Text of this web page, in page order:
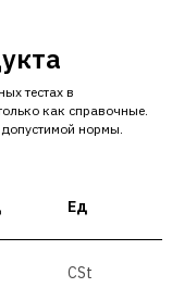
тестах в
как справочные.
допустимой нормы.
Ед
CSt